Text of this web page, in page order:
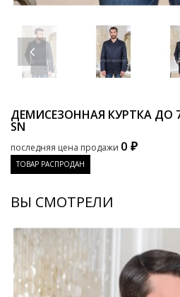
ДЕМИСЕЗОННАЯ КУРТКА ДО
SN
последняя цена продажи 0 ₽
ТОВАР РАСПРОДАН
ВЫ СМОТРЕЛИ